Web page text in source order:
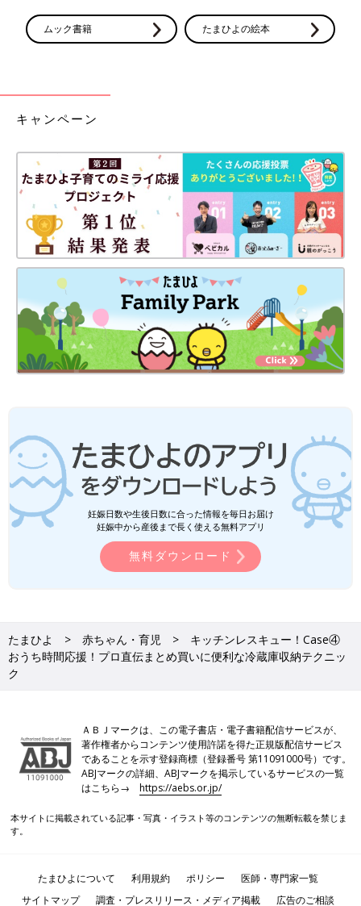
ムック書籍 たまひよの絵本
キャンペーン
妊娠日数や生後日数に合った情報を毎日お届け
妊娠中から産後まで長く使える無料アプリ
無料ダウンロード
たまひよ 赤ちゃん・育児
キッチンレスキュー！Case④
おうち時間応援！プロ直伝まとめ買いに便利な冷蔵庫収納テクニッ
ク
ＡＢＪマークは、この電子書店・電子書籍配信サービスが、
著作権者からコンテンツ使用許諾を得た正規版配信サービス
であることを示す登録商標（登録番号 第11091000号）です。
ABJマークの詳細、ABJマークを掲示しているサービスの一覧
はこちら→https://aebs.or.jp/
本サイトに掲載されている記事・写真・イラスト等のコンテンツの無断転載を禁じま
す。
たまひよについて 利用規約 ポリシー
医師・専門家一覧
サイトマップ
調査・プレスリリース・メディア掲載 広告のご相談